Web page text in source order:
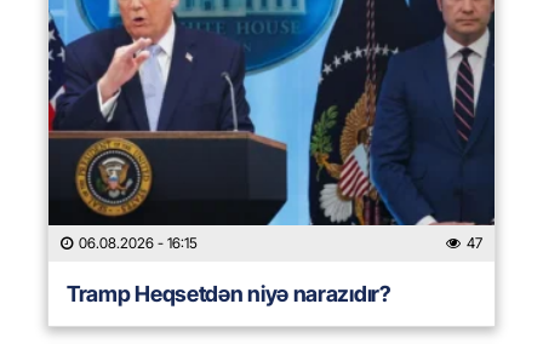
06.08.2026 - 16:15 47
Tramp Heqsetdən niyə narazıdır?